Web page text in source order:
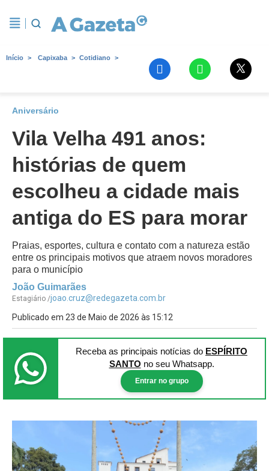
Início Capixaba Cotidiano
Aniversário
Vila Velha 491 anos:
histórias de quem
escolheu a cidade mais
antiga do ES para morar
Praias, esportes, cultura e contato com a natureza estão
entre os principais motivos que atraem novos moradores
para o município
João Guimarães
Estagiário /joao.cruz@redegazeta.com.br
Publicado em 23 de Maio de 2026 às 15:12
Receba as principais notícias do ESPÍRITO
SANTO no seu Whatsapp.
Entrar no grupo